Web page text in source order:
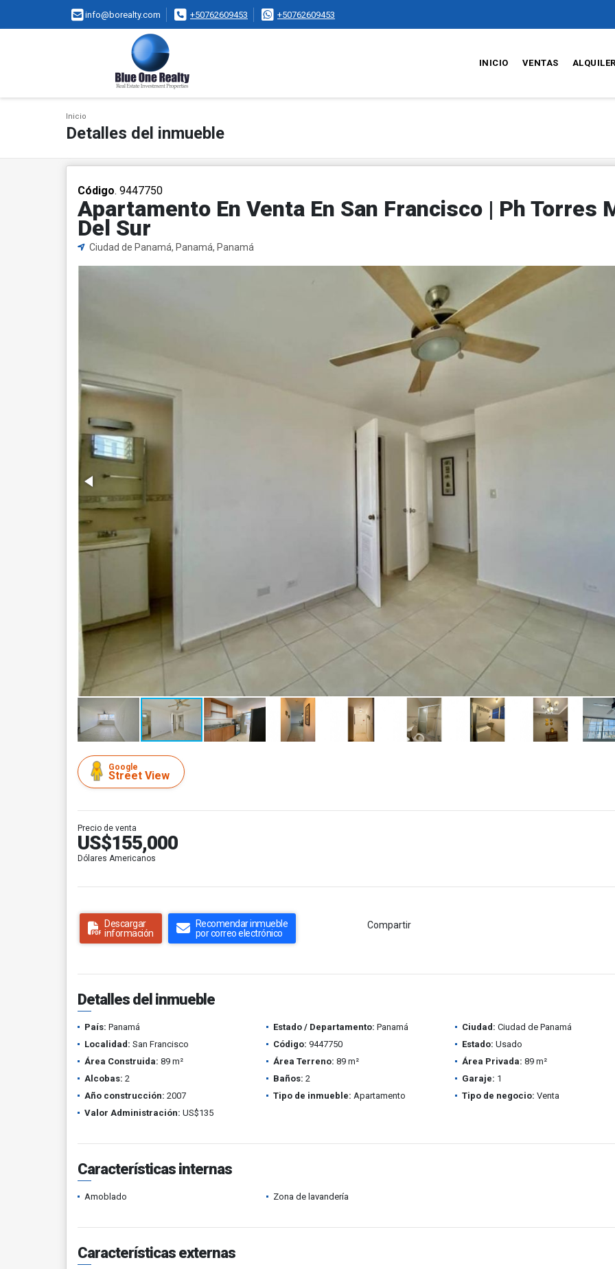
info@borealty.com +50762609453 +50762609453
INICIO VENTAS
Inicio
Detalles del inmueble
Código. 9447750
Apartamento En Venta En San Francisco | Ph Torres
Del Sur
Ciudad de Panamá, Panamá, Panamá
Google
Street View
Precio de venta
US$155,000
Dólares Americanos
Descargar
información
Recomendar inmueble
por correo electrónico
Compartir
Detalles del inmueble
País: Panamá Estado / Departamento: Panamá Ciudad: Ciudad de Panamá
Localidad: San Francisco Código: 9447750 Estado: Usado
Área Construida: 89 m² Área Terreno: 89 m² Área Privada: 89 m²
Alcobas: 2 Baños: 2 Garaje: 1
Año construcción: 2007 Tipo de inmueble: Apartamento Tipo de negocio: Venta
Valor Administración: US$135
Características internas
Amoblado Zona de lavandería
Características externas